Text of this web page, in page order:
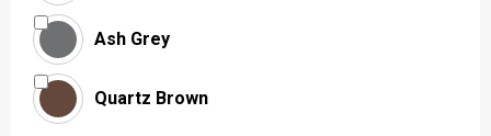
Ash Grey
Quartz Brown